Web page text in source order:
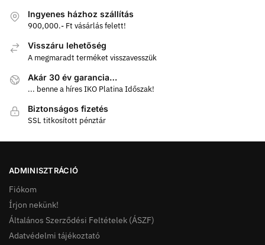
Ingyenes házhoz szállítás
900,000.- Ft vásárlás felett!
Visszáru lehetőség
A megmaradt terméket visszavesszük
Akár 30 év garancia…
... benne a híres IKO Platina Időszak!
Biztonságos fizetés
SSL titkosított pénztár
ADMINISZTRÁCIÓ
Fiókom
Írjon nekünk!
Általános Szerződési Feltételek (ÁSZF)
Adatvédelmi tájékoztató